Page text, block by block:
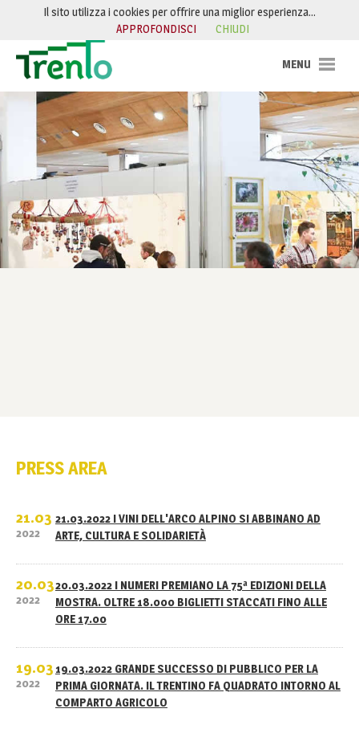
Salta al contenuto
PRESS AREA
21.03
2022
21.03.2022 I VINI DELL'ARCO ALPINO SI ABBINANO AD
ARTE, CULTURA E SOLIDARIETÀ
20.03
2022
20.03.2022 I NUMERI PREMIANO LA 75ª EDIZIONI DELLA
MOSTRA. OLTRE 18.000 BIGLIETTI STACCATI FINO ALLE
ORE 17.00
19.03
2022
19.03.2022 GRANDE SUCCESSO DI PUBBLICO PER LA
PRIMA GIORNATA. IL TRENTINO FA QUADRATO INTORNO AL
COMPARTO AGRICOLO
Il sito utilizza i cookies per offrire una miglior esperienza…
APPROFONDISCI
CHIUDI